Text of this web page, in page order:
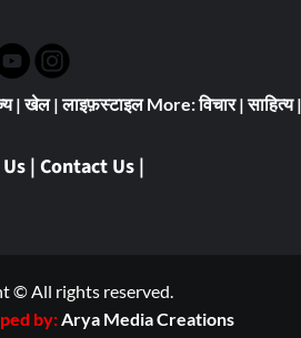
|खेल|लाइफ़स्टाइल More:विचार|साहित्य|
| Contact Us |
© All rights reserved.
by:Arya Media Creations